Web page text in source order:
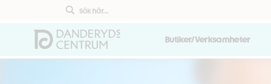
Butiker/Verksamheter